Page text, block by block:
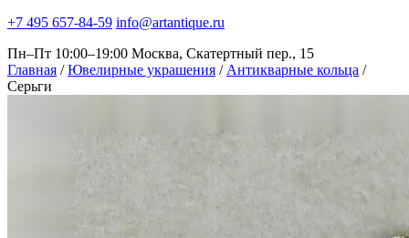
+7 495 657-84-59 info@artantique.ru
Пн–Пт 10:00–19:00 Москва, Скатертный пер., 15
Главная / Ювелирные украшения / Антикварные кольца /
Серьги